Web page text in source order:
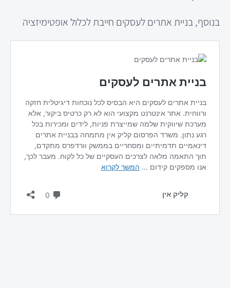
בנוסף, בניית אתרים לעסקים חייבת לכלול אופטימיזציה